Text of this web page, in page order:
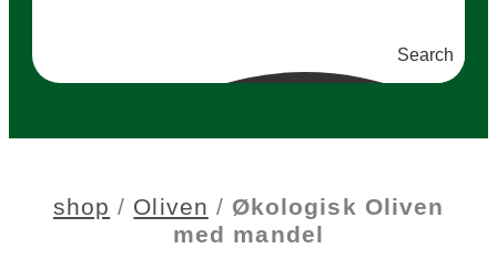
Search
shop / Oliven / Økologisk Oliven
med mandel